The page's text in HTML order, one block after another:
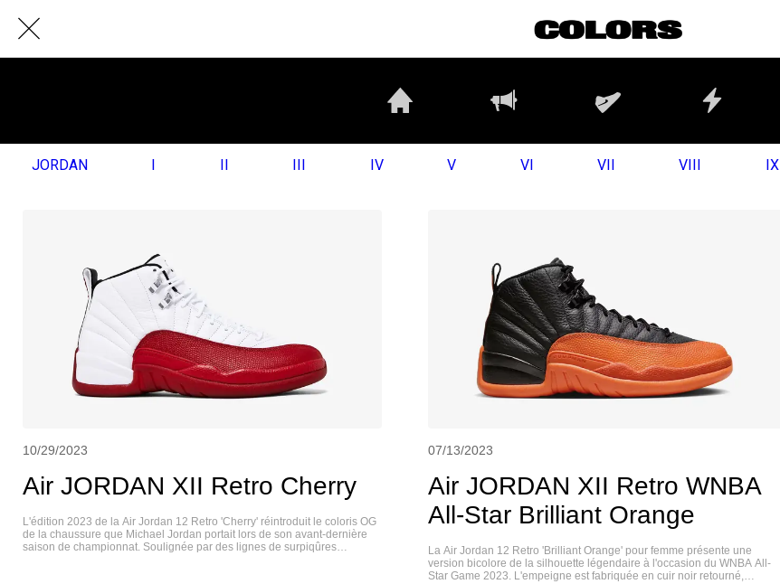
JORDAN I II III IV V VI VII VIII IX
10/29/2023
Air JORDAN XII Retro Cherry
L'édition 2023 de la Air Jordan 12 Retro 'Cherry' réintroduit le coloris OG
de la chaussure que Michael Jordan portait lors de son avant-dernière
saison de championnat. Soulignée par des lignes de surpiqûres
07/13/2023
Air JORDAN XII Retro WNBA
All-Star Brilliant Orange
La Air Jordan 12 Retro 'Brilliant Orange' pour femme présente une
version bicolore de la silhouette légendaire à l'occasion du WNBA All-
Star Game 2023. L'empeigne est fabriquée en cuir noir retourné,